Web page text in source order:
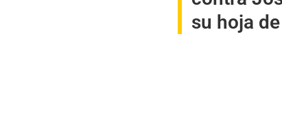
su hoja